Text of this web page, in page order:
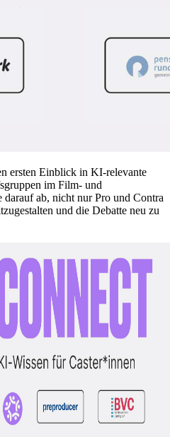
ersten Einblick in KI-relevante
im Film- und
darauf ab, nicht nur Pro und Contra
und die Debatte neu zu